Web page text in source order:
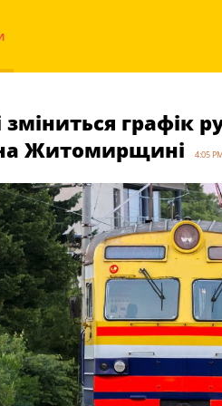
зміниться графік
на Житомирщині
4:05